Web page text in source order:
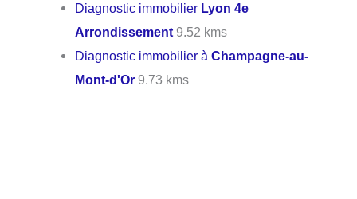
Diagnostic immobilier Lyon 4e
Arrondissement 9.52 kms
Diagnostic immobilier àChampagne-au-
Mont-d'Or 9.73 kms